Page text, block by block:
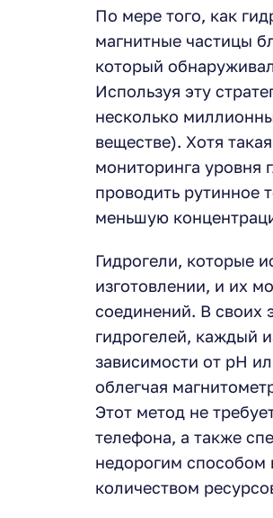
По мере того, как
магнитные частицы
который
Используя эту
несколько
веществе). Хотя
мониторинга уровня
проводить рутинное
меньшую
Гидрогели, которые
изготовлении, и их
соединений. В своих
гидрогелей, каждый
зависимости от pH
облегчая
Этот метод не
телефона, а также
недорогим способом
количеством